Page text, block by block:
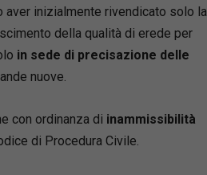
aver inizialmente rivendicato solo la
della qualità di erede per
in sede di precisazione delle
nuove.
con ordinanza di inammissibilità
di Procedura Civile.